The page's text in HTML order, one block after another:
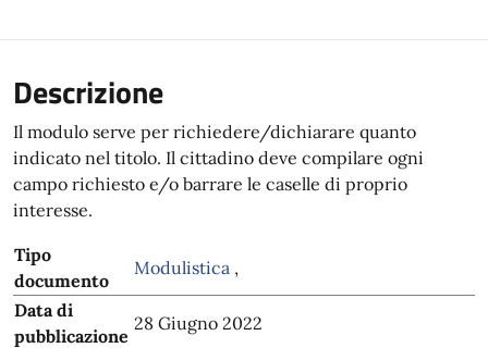
Descrizione
Il modulo serve per richiedere/dichiarare quanto
indicato nel titolo. Il cittadino deve compilare ogni
campo richiesto e/o barrare le caselle di proprio
interesse.
Tipo
documento
Modulistica ,
Data di
pubblicazione
28 Giugno 2022